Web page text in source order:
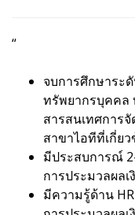
“
จบการศึกษาระ
ทรัพยากรบุคคล
สารสนเทศการ
สาขาไอทีที่เกี่ยว
มีประสบการณ์
การประมวลผลเ
มีความรู้ด้าน